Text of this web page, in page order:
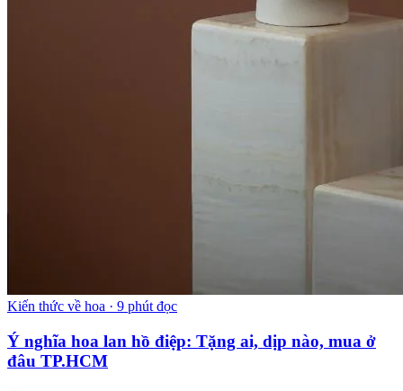
Kiến thức về hoa · 9 phút đọc
Ý nghĩa hoa lan hồ điệp: Tặng ai, dịp nào, mua ở
đâu TP.HCM